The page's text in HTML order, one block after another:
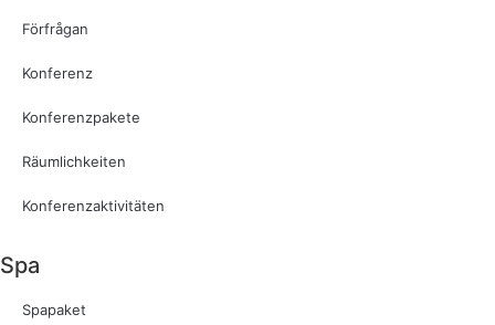
Förfrågan
Konferenz
Konferenzpakete
Räumlichkeiten
Konferenzaktivitäten
Spa
Spapaket